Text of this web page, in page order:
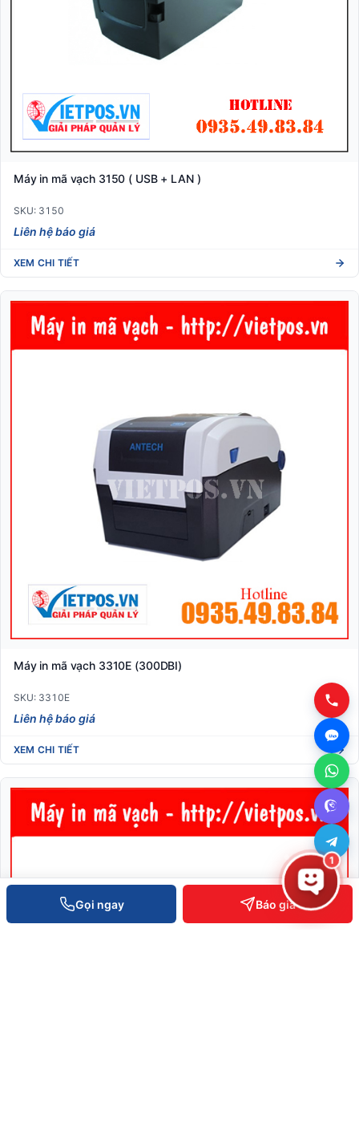
Gọi ngay Báo giá
Máy in mã vạch 3150 ( USB + LAN )
SKU: 3150
Liên hệ báo giá
XEM CHI TIẾT
Máy in mã vạch 3310E (300DBI)
SKU: 3310E
Liên hệ báo giá
XEM CHI TIẾT
1